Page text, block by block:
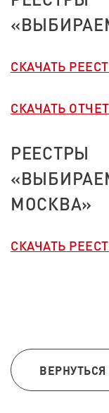
СКАЧАТЬ
СКАЧАТЬ ОТЧЕТ
МОСКВА»
СКАЧАТЬ